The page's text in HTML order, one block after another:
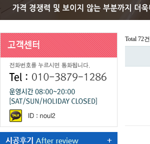
Total 72건